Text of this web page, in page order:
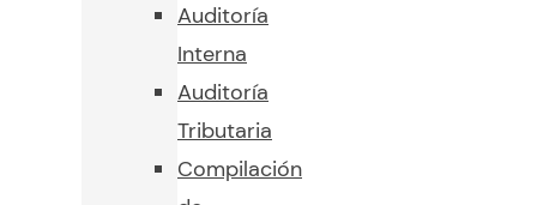
Auditoría
Interna
Auditoría
Tributaria
Compilación